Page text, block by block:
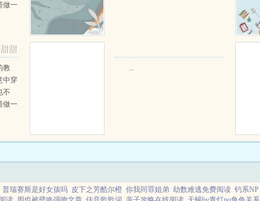
做一
那...
甜
教
中穿
不
做一
天周
...
普瑞赛斯是好女孩吗 皮下之芳酷尔橙 你我同罪姐弟 劫数难逃免费阅读 钓系NP